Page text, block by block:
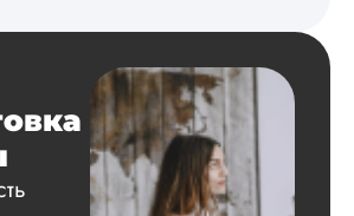
все
литературные
источники.
Уникальность
читается
на одном дыхании.